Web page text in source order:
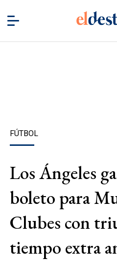
FÚTBOL
Los Ángeles
boleto para
Clubes con
tiempo extra